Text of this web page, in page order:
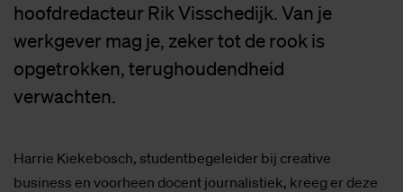
hoofdredacteur Rik Visschedijk. Van je
werkgever mag je, zeker tot de rook is
opgetrokken, terughoudendheid
verwachten.
Harrie Kiekebosch, studentbegeleider bij creative
business en voorheen docent journalistiek, kreeg er deze